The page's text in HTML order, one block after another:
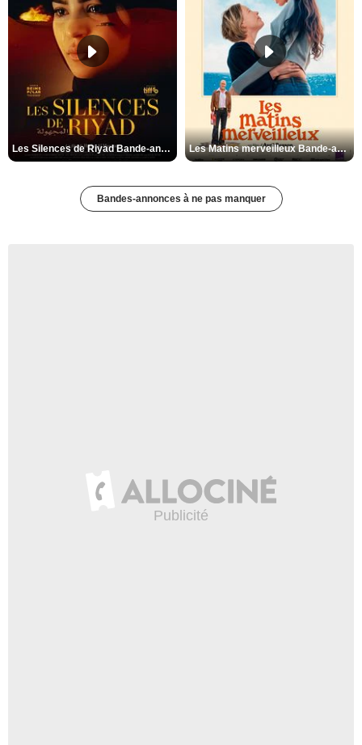
Les Silences de Riyad Bande-annonce VO STFR Les Matins merveilleux Bande-annonce VF
Bandes-annonces à ne pas manquer